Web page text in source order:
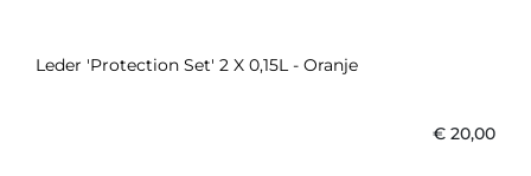
Leder 'Protection Set' 2 X 0,15L - Oranje
€ 20,00